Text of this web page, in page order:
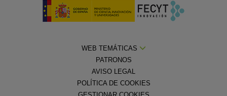
WEB TEMÁTICAS
PATRONOS
AVISO LEGAL
POLÍTICA DE COOKIES